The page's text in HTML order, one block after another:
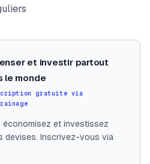
et investir partout
le monde
gratuite via
économisez et investissez
devises. Inscrivez-vous via